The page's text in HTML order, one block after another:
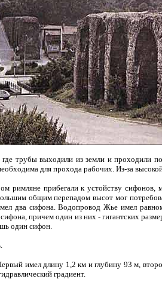
где трубы выходили из земли и
для прохода рабочих. Из-за
римляне прибегали к устойству
общим перепадом высот мог
два сифона. Водопровод Жье имел
причем один из них - гигантских
один сифон.
имел длину 1,2 км и глубину 93 м,
градиент.